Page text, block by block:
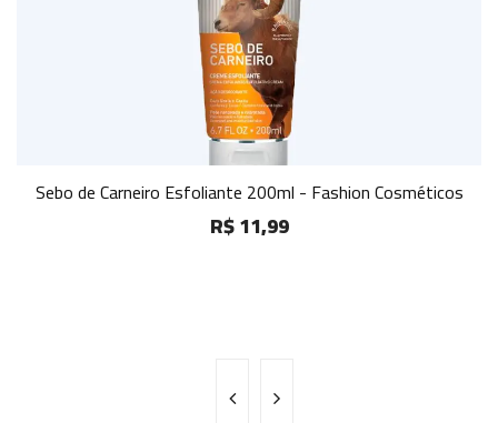
Sebo de Carneiro Esfoliante 200ml - Fashion Cosméticos
R$ 11,99